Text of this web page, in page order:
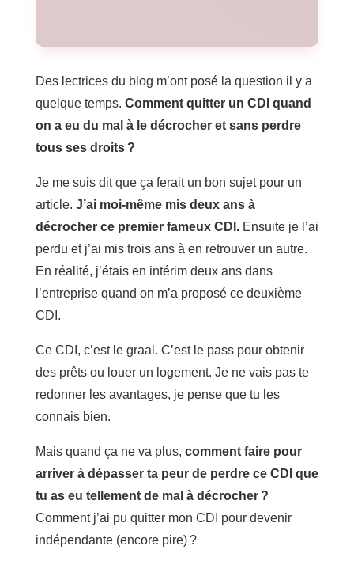
Des lectrices du blog m’ont posé la question il y a
quelque temps. Comment quitter un CDI quand
on a eu du mal à le décrocher et sans perdre
tous ses droits ?
Je me suis dit que ça ferait un bon sujet pour un
article. J’ai moi-même mis deux ans à
décrocher ce premier fameux CDI.Ensuite je l’ai
perdu et j’ai mis trois ans à en retrouver un autre.
En réalité, j’étais en intérim deux ans dans
l’entreprise quand on m’a proposé ce deuxième
CDI.
Ce CDI, c’est le graal. C’est le pass pour obtenir
des prêts ou louer un logement. Je ne vais pas te
redonner les avantages, je pense que tu les
connais bien.
Mais quand ça ne va plus, comment faire pour
arriver à dépasser ta peur de perdre ce CDI que
tu as eu tellement de mal à décrocher ?
Comment j’ai pu quitter mon CDI pour devenir
indépendante (encore pire) ?